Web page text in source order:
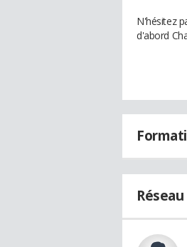
N'hésitez
d'abord
Réseau